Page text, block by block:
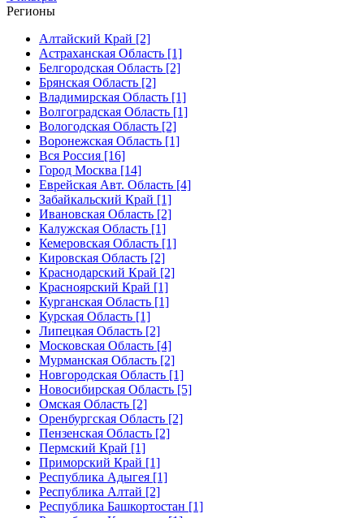
Регионы
Алтайский Край [2]
Астраханская Область [1]
Белгородская Область [2]
Брянская Область [2]
Владимирская Область [1]
Волгоградская Область [1]
Вологодская Область [2]
Воронежская Область [1]
Вся Россия [16]
Город Москва [14]
Еврейская Авт. Область [4]
Забайкальский Край [1]
Ивановская Область [2]
Калужская Область [1]
Кемеровская Область [1]
Кировская Область [2]
Краснодарский Край [2]
Красноярский Край [1]
Курганская Область [1]
Курская Область [1]
Липецкая Область [2]
Московская Область [4]
Мурманская Область [2]
Новгородская Область [1]
Новосибирская Область [5]
Омская Область [2]
Оренбургская Область [2]
Пензенская Область [2]
Пермский Край [1]
Приморский Край [1]
Республика Адыгея [1]
Республика Алтай [2]
Республика Башкортостан [1]